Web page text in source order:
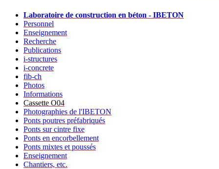
Laboratoire de construction en béton - IBETON
Personnel
Enseignement
Recherche
Publications
i-structures
i-concrete
fib-ch
Photos
Informations
Cassette O04
Photographies de l'IBETON
Ponts poutres préfabriqués
Ponts sur cintre fixe
Ponts en encorbellement
Ponts mixtes et poussés
Enseignement
Chantiers, etc.